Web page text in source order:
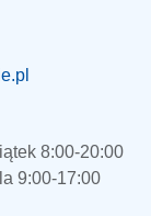
8:00-20:00
9:00-17:00